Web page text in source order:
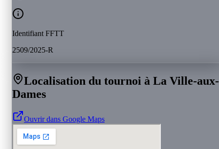
Identifiant FFTT
2509/2025-R
Localisation du tournoi à La Ville-aux-
Dames
Ouvrir dans Google Maps